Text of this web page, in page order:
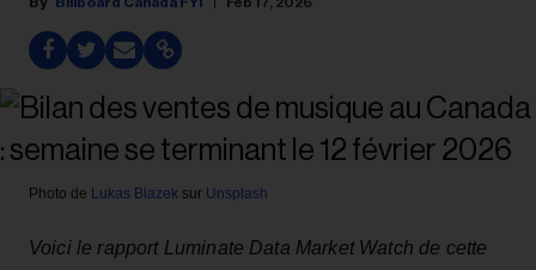
Photo de Lukas Blazek sur Unsplash
Voici le rapport Luminate Data Market Watch de cette